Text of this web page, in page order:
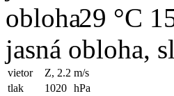
29 °C
jasná obloha,
vietor Z, 2.2 m/s
tlak
1020 hPa